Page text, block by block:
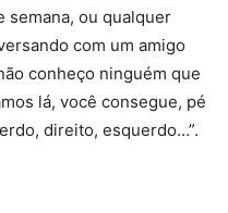
semana, ou qualquer
com um amigo
conheço ninguém que
lá, você consegue, pé
direito, esquerdo…”.